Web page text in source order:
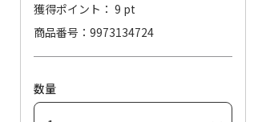
獲得ポイント： 9 pt
商品番号
9973134724
数量